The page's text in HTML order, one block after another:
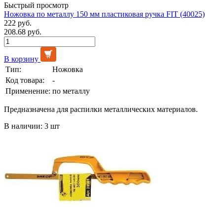
Быстрый просмотр
Ножовка по металлу 150 мм пластиковая ручка FIT (40025)
222 руб.
208.68 руб.
В корзину
Тип:
Ножовка
Код товара:
-
Применение: по металлу
Предназначена для распилки металлических материалов.
В наличии: 3 шт